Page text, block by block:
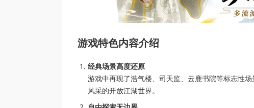
游戏特色内容介绍
经典场景高度还原
游戏中再现了浩气楼、司天监、云鹿书院等标志性
风采的开放江湖世界。